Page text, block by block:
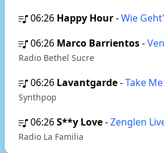
06:26 Happy Hour-Wie
06:26 Marco Barrientos-
Radio Bethel Sucre
06:26 Lavantgarde-Take
Synthpop
06:26S**y Love-Zenglen
Radio La Familia